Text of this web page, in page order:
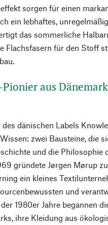
sorgen für einen
ein lebhaftes,
das sommerliche
Flachsfasern für den Stoff
aus
dänischen Labels
zwei Bausteine, die
und die Philosophie
gründete Jørgen Mørup
ein kleines
und
1980er Jahre begannen
ihre Kleidung aus